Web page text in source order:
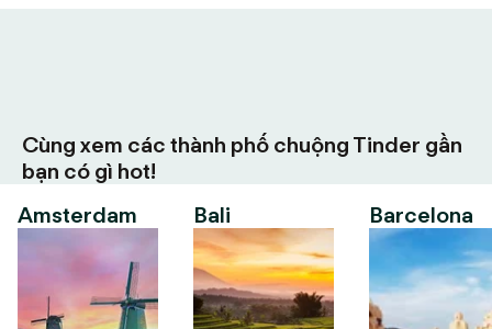
Cùng xem các thành phố chuộng Tinder gần
bạn có gì hot!
Amsterdam
Bali Barcelona